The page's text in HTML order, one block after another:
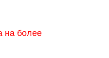
на более